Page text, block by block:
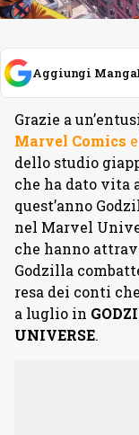
Aggiungi
Grazie a
Marvel Comics e
dello studio
che ha dato vita
quest’anno
nel Marvel
che hanno
Godzilla
resa dei conti
a luglio in
UNIVERSE.